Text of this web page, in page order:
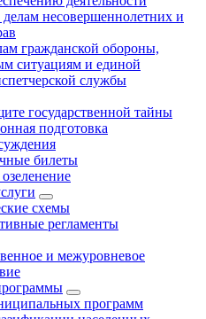
несовершеннолетних и
гражданской обороны,
ситуациям и единой
службы
государственной тайны
подготовка
билеты
схемы
регламенты
и межуровневое
программ